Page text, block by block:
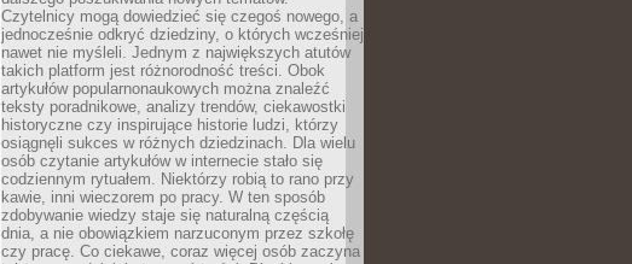
Czytelnicy mogą dowiedzieć się czegoś nowego, a
jednocześnie odkryć dziedziny, o których wcześniej
nawet nie myśleli. Jednym z największych atutów
takich platform jest różnorodność treści. Obok
artykułów popularnonaukowych można znaleźć
teksty poradnikowe, analizy trendów, ciekawostki
historyczne czy inspirujące historie ludzi, którzy
osiągnęli sukces w różnych dziedzinach. Dla wielu
osób czytanie artykułów w internecie stało się
codziennym rytuałem. Niektórzy robią to rano przy
kawie, inni wieczorem po pracy. W ten sposób
zdobywanie wiedzy staje się naturalną częścią
dnia, a nie obowiązkiem narzuconym przez szkołę
czy pracę. Co ciekawe, coraz więcej osób zaczyna